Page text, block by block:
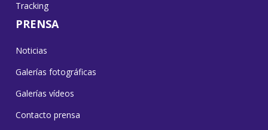
Tracking
PRENSA
Noticias
Galerías fotográficas
Galerías vídeos
Contacto prensa